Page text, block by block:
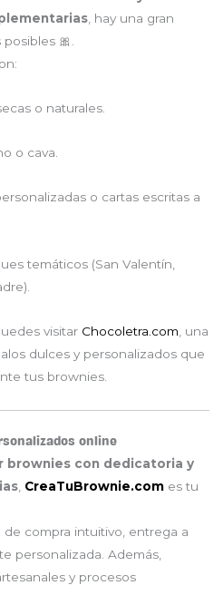
, hay una gran
🎀.
o naturales.
o cava.
o cartas escritas a
temáticos (San Valentín,
visitar Chocoletra.com , una
dulces y personalizados que
tus brownies.
online
brownies con dedicatoria y
CreaTuBrownie.com es tu
compra intuitivo, entrega a
personalizada. Además,
y procesos